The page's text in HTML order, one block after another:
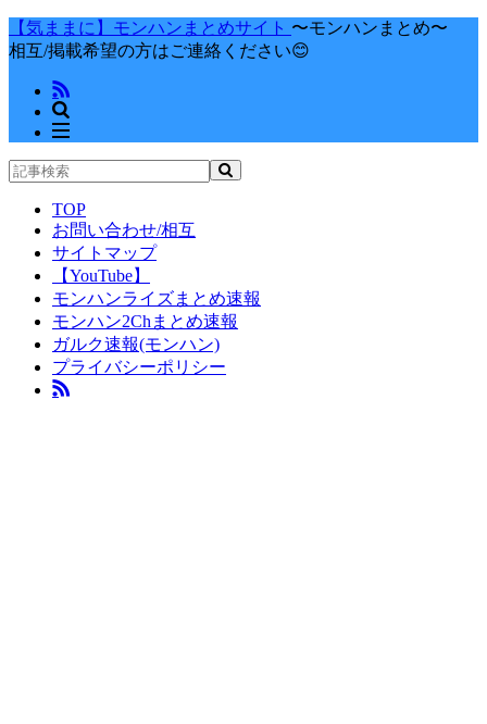
【気ままに】モンハンまとめサイト 〜モンハンまとめ〜
相互/掲載希望の方はご連絡ください😊
TOP
お問い合わせ/相互
サイトマップ
【YouTube】
モンハンライズまとめ速報
モンハン2Chまとめ速報
ガルク速報(モンハン)
プライバシーポリシー